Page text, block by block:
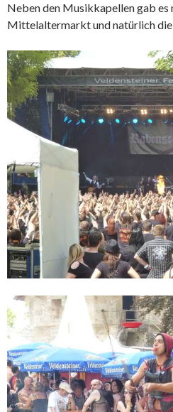
Neben den Musikkapellen gab es
Mittelaltermarkt und natürlich die